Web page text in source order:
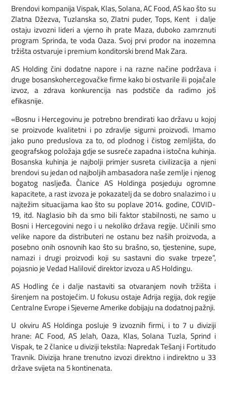
Brendovi kompanija Vispak, Klas, Solana, AC Food, AS kao što su
Zlatna Džezva, Tuzlanska so, Zlatni puder, Tops, Kent i dalje
ostaju izvozni lideri a vjerno ih prate Maza, duboko zamrznuti
program Sprinda, te voda Oaza. Svoj prvi prodor na inozemna
tržišta ostvaruje i premium konditorski brend Mak Zara.
AS Holding čini dodatne napore i na razne načine podržava i
druge bosanskohercegovačke firme kako bi ostvarile ili pojačale
izvoz, a zdrava konkurencija nas podstiče da radimo još
efikasnije.
«Bosnu i Hercegovinu je potrebno brendirati kao državu u kojoj
se proizvode kvalitetni i po zdravlje sigurni proizvodi. Imamo
jako puno preduslova za to, od plodnog i čistog zemljišta, do
geografskog položaja gdje se susreće zapadna i istočna kuhinja.
Bosanska kuhinja je najbolji primjer susreta civilizacija a njeni
brendovi su jedan od najboljih ambasadora naše zemlje i njenog
bogatog nasljeđa. Članice AS Holdinga posjeduju ogromne
kapacitete, a rast izvoza je pokazatelj da se dobro snalazimo i u
najtežim situacijama kao što su poplave 2014. godine, COVID-
19, itd. Naglasio bih da smo bili faktor stabilnosti, ne samo u
Bosni i Hercegovini nego i u nekoliko država regije. Učinili smo
velike napore da distributeri ne ostanu bez naših proizvoda, a
posebno onih osnovnih kao što su brašno, so, tjestenine, supe,
namazi i drugi proizvodi koji su sastavni dio svake trpeze”,
pojasnio je Vedad Halilović direktor izvoza u AS Holdingu.
AS Hodling će i dalje nastaviti sa otvaranjem novih tržišta i
širenjem na postojećim. U fokusu ostaje Adrija regija, dok regije
Centralne Evrope i Sjeverne Amerike dobijaju na dodatnoj pažnji.
U okviru AS Holdinga posluje 9 izvoznih firmi, i to 7 u diviziji
hrane: AC Food, AS Jelah, Oaza, Klas, Solana Tuzla, Sprind i
Vispak, te 2 članice u diviziji tekstila: Napredak Tešanj i Fortitudo
Travnik. Divizija hrane trenutno izvozi direktno i indirektno u 33
države svijeta na 5 kontinenata.